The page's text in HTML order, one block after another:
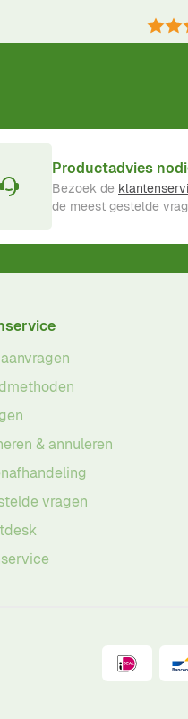
Productadvies
Bezoek de
de meest gestelde
& annuleren
vragen